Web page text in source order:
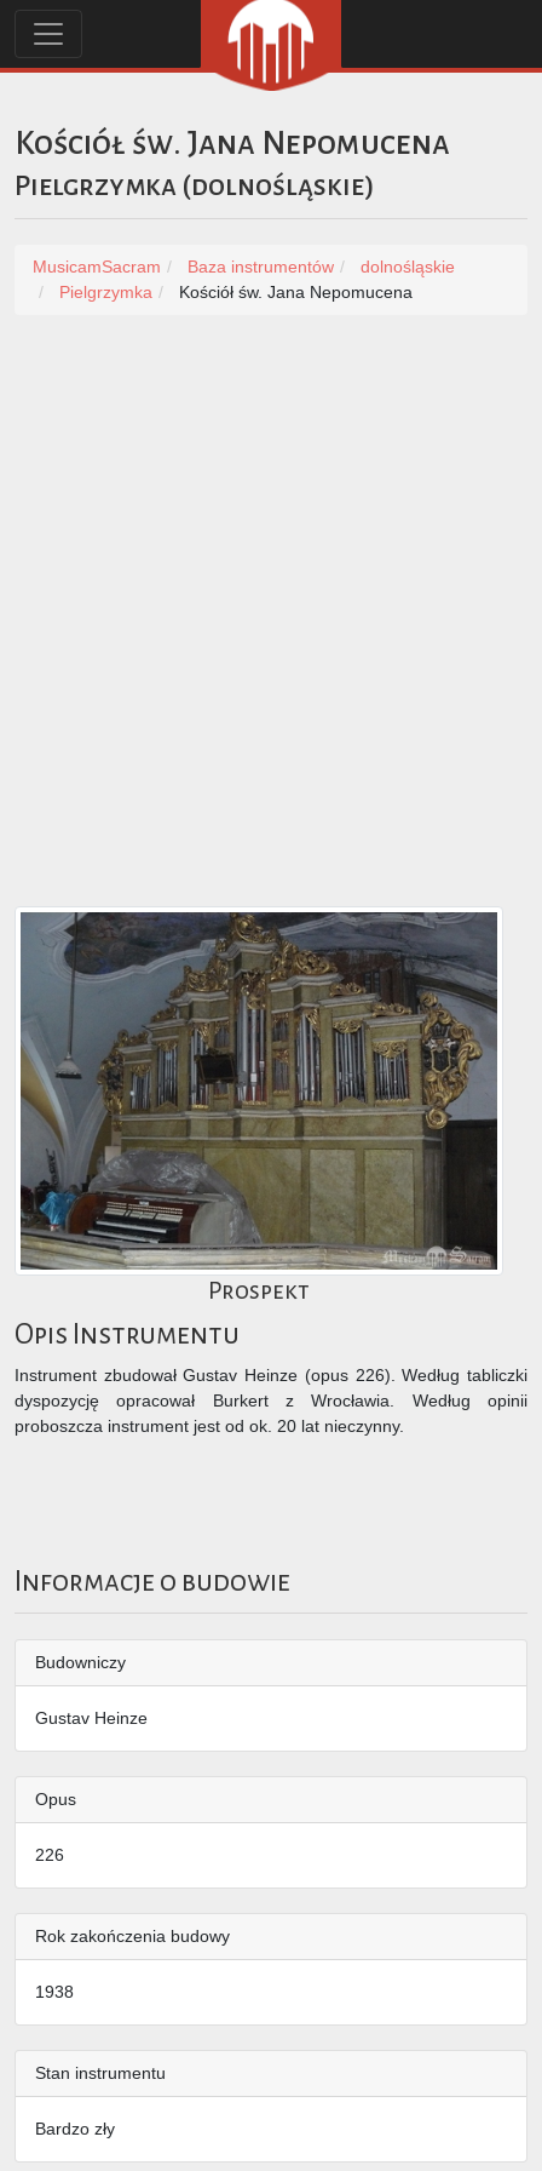
Kościół św. Jana Nepomucena
Pielgrzymka (dolnośląskie)
MusicamSacram Baza instrumentów
dolnośląskie
Pielgrzymka
Kościół św. Jana Nepomucena
Prospekt
Opis Instrumentu
Instrument zbudował Gustav Heinze (opus 226). Według tabliczki
dyspozycję opracował Burkert z Wrocławia. Według opinii
proboszcza instrument jest od ok. 20 lat nieczynny.
Informacje o budowie
Budowniczy
Gustav Heinze
Opus
226
Rok zakończenia budowy
1938
Stan instrumentu
Bardzo zły